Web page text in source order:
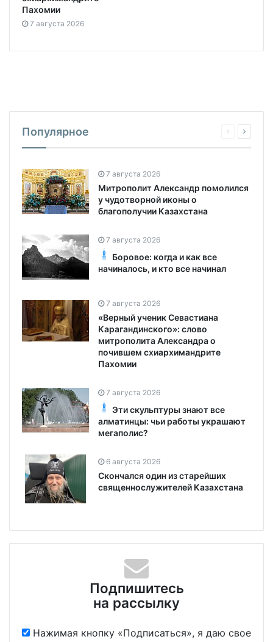
Пахомии
7 августа 2026
Популярное
7 августа 2026
Митрополит Александр помолился
у чудотворной иконы о
благополучии Казахстана
7 августа 2026
Боровое: когда и как все
начиналось, и кто все начинал
7 августа 2026
«Верный ученик Севастиана
Карагандинского»: слово
митрополита Александра о
почившем схиархимандрите
Пахомии
7 августа 2026
Эти скульптуры знают все
алматинцы: чьи работы украшают
мегаполис?
6 августа 2026
Скончался один из старейших
священнослужителей Казахстана
Подпишитесь
на рассылку
Нажимая кнопку «Подписаться», я даю свое